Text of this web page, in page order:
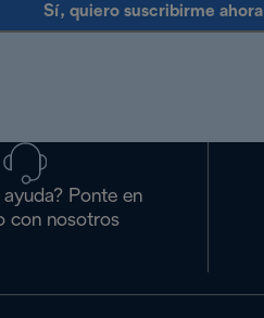
Sí, quiero suscribirme ahora
Ponte en
con nosotros